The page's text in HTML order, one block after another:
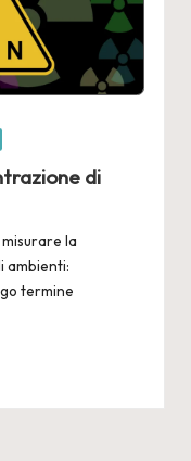
di
la
ambienti:
termine